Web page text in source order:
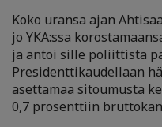
Koko uransa ajan
jo YKA:ssa
ja antoi sille poliittista
Presidenttikaudellaan
asettamaa sitoumusta
0,7 prosenttiin